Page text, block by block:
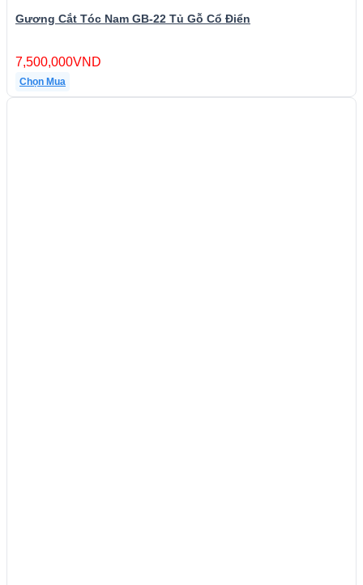
Gương Cắt Tóc Nam GB-22 Tủ Gỗ Cổ Điển
7,500,000VND
Chọn Mua